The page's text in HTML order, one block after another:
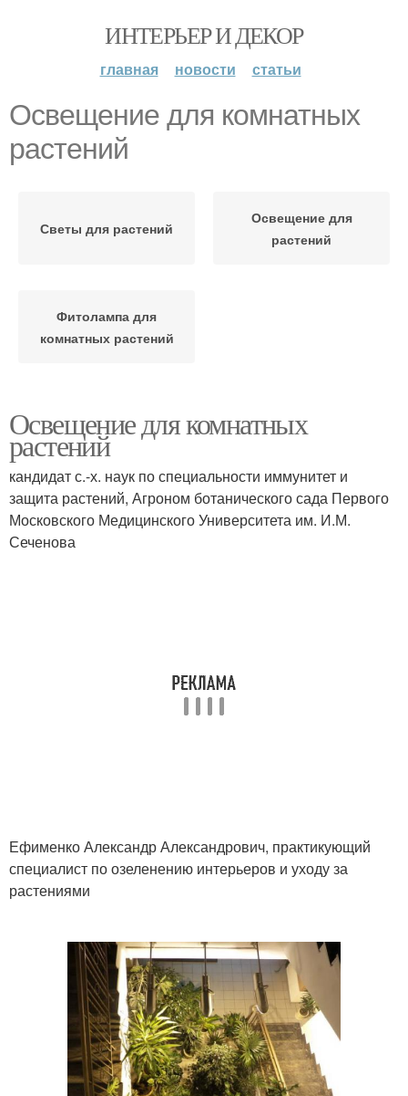
ИНТЕРЬЕР И ДЕКОР
главная новости статьи
Освещение для комнатных
растений
Светы для растений
Освещение для
растений
Фитолампа для
комнатных растений
Освещение для комнатных
растений
кандидат с.-х. наук по специальности иммунитет и
защита растений, Агроном ботанического сада Первого
Московского Медицинского Университета им. И.М.
Сеченова
Ефименко Александр Александрович, практикующий
специалист по озеленению интерьеров и уходу за
растениями